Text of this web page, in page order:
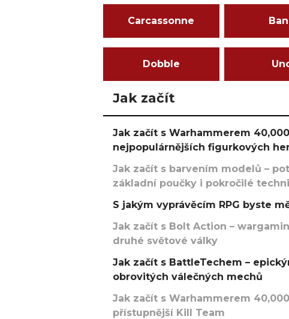
Carcassonne
Dobble
Jak začít
Jak začít s Warhammerem
nejpopulárnějších figurkových
Jak začít s barvením modelů –
základní poučky i pokročilé
S jakým vyprávěcím RPG byste
Jak začít s Bolt Action –
druhé světové války
Jak začít s BattleTechem –
obrovitých válečných mechů
Jak začít s Warhammerem
přístupnější Kill Team